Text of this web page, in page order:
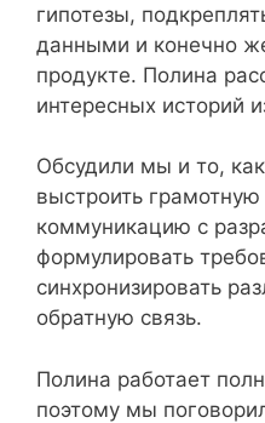
гипотезы,
данными и конечно
продукте. Полина
интересных историй
Обсудили мы и то,
выстроить
коммуникацию с
формулировать
синхронизировать
обратную связь.
Полина работает
поэтому мы